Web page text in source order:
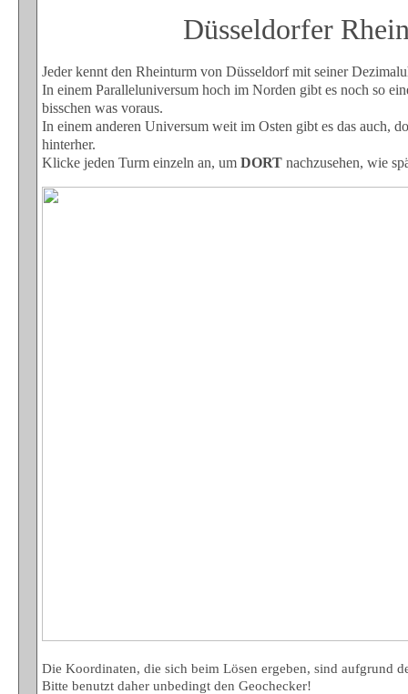
Düsseldorfer
Jeder kennt den Rheinturm von Düsseldorf mit seiner
In einem Paralleluniversum hoch im Norden gibt es noch so
bisschen was voraus.
In einem anderen Universum weit im Osten gibt es das auch,
hinterher.
Klicke jeden Turm einzeln an, um DORT nachzusehen, wie
Die Koordinaten, die sich beim Lösen ergeben, sind aufgrund
Bitte benutzt daher unbedingt den Geochecker!